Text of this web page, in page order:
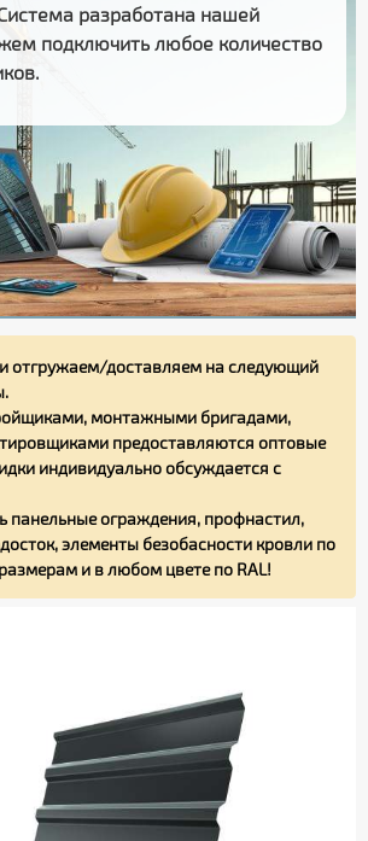
разработана нашей
подключить любое количество
отгружаем/доставляем на следующий
монтажными бригадами,
предоставляются оптовые
индивидуально обсуждается с
панельные ограждения, профнастил,
элементы безобасности кровли по
и в любом цвете по RAL!